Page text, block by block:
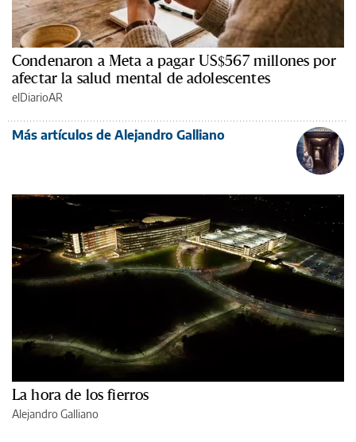
Condenaron a Meta a pagar US$567 millones por
afectar la salud mental de adolescentes
elDiarioAR
Más artículos de Alejandro Galliano
La hora de los fierros
Alejandro Galliano